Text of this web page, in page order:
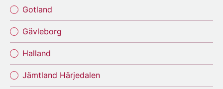
Gotland
Gävleborg
Halland
Jämtland Härjedalen